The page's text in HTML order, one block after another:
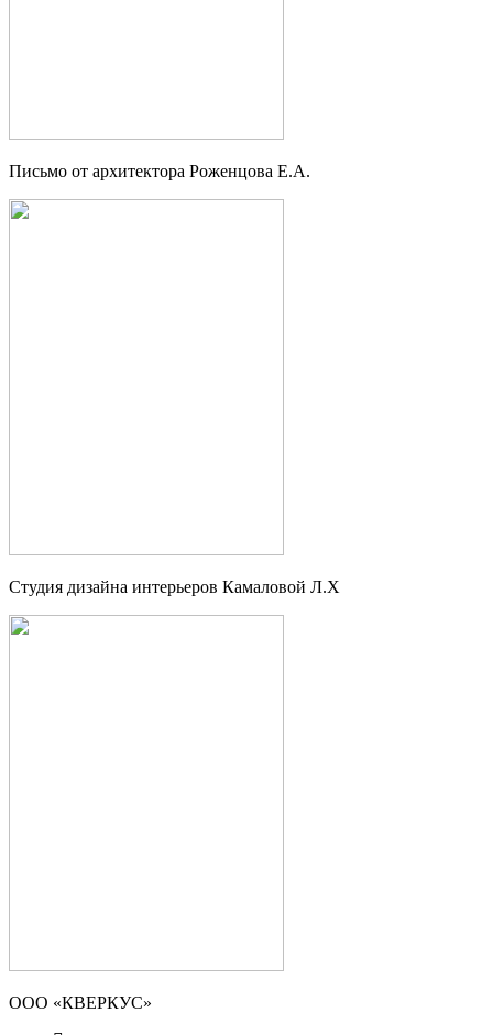
Письмо от архитектора Роженцова Е.А.
Студия дизайна интерьеров Камаловой Л.Х
ООО «КВЕРКУС»